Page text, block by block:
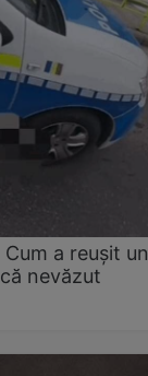
a reușit un
nevăzut